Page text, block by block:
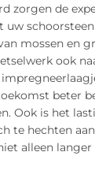
zorgen de
uw
mossen en
ook
beter
Ook is het
te hechten
alleen